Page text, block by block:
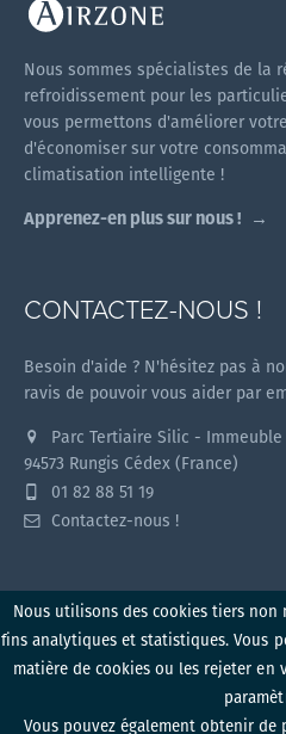
Nous utilisons des cookies tiers non
fins analytiques et statistiques. Vous
matière de cookies ou les rejeter en
Vous pouvez également obtenir de
Nous sommes spécialistes de la
refroidissement pour les
vous permettons d'améliorer
d'économiser sur votre
climatisation intelligente !
Apprenez-en plus sur nous !
CONTACTEZ-NOUS !
Besoin d'aide ? N'hésitez pas à
ravis de pouvoir vous aider par
Parc Tertiaire Silic -
94573 Rungis Cédex (France)
01 82 88 51 19
Contactez-nous !
Myzone
Politique de confidentialité